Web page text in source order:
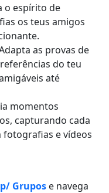
o espírito de
os teus amigos
as provas de
do teu
até
momentos
capturando cada
fotografias e vídeos
Grupos e navega